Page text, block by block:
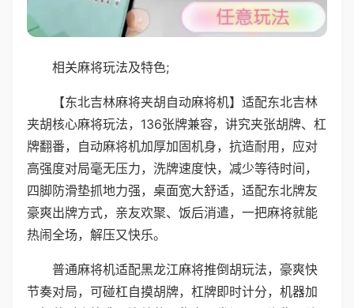
相关麻将玩法及特色;
【东北吉林麻将夹胡自动麻将机】适配东北吉林
夹胡核心麻将玩法，136张牌兼容，讲究夹张胡牌、杠
牌翻番，自动麻将机加厚加固机身，抗造耐用，应对
高强度对局毫无压力，洗牌速度快，减少等待时间，
四脚防滑垫抓地力强，桌面宽大舒适，适配东北牌友
豪爽出牌方式，亲友欢聚、饭后消遣，一把麻将就能
热闹全场，解压又快乐。
普通麻将机适配黑龙江麻将推倒胡玩法，豪爽快
节奏对局，可碰杠自摸胡牌，杠牌即时计分，机器加